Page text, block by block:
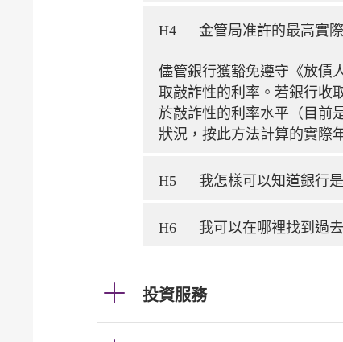
H4 金管局准許的最高實
儘管銀行獲豁免遵守《放債
取敲詐性的利率。若銀行收
於敲詐性的利率水平（目前
狀況，按此方法計算的實際
H5 我怎樣可以知道銀行
H6 我可以在哪裡找到過
投資服務